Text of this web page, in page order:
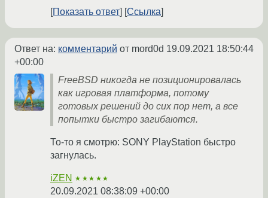
Показать ответ Ссылка
Ответ на: комментарий от mord0d 19.09.2021 18:50:44
+00:00
FreeBSD никогда не позиционировалась
как игровая платформа, потому
готовых решений до сих пор нет, а все
попытки быстро загибаются.
То-то я смотрю: SONY PlayStation быстро
загнулась.
iZEN ★★★★★
20.09.2021 08:38:09 +00:00